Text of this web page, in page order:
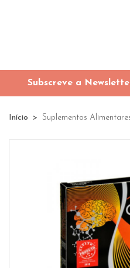
Subscreve a
Início Suplementos